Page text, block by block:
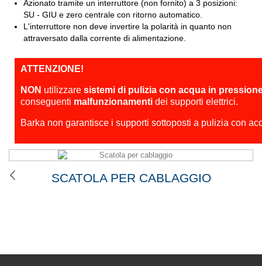
Azionato tramite un interruttore (non fornito) a 3 posizioni:
SU - GIU e zero centrale con ritorno automatico.
L'interruttore non deve invertire la polarità in quanto non
attraversato dalla corrente di alimentazione.
ATTENZIONE!
NON utilizzare sistemi di pulizia con acqua in
conseguenti malfunzionamenti dei supporti elettrici.
Barka non garantisce i supporti sottoposti a pulizia con
SCATOLA PER CABLAGGIO